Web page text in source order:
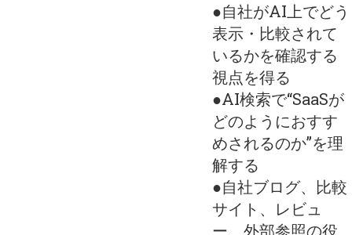
●自社がAI上でどう
表示・比較されて
いるかを確認する
視点を得る
●AI検索で“SaaSが
どのようにおすす
めされるのか”を理
解する
●自社ブログ、比較
サイト、レビュ
ー、外部参照の役